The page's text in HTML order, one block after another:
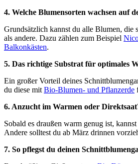
4. Welche Blumensorten wachsen auf
Grundsätzlich kannst du alle Blumen, die
als andere. Dazu zählen zum Beispiel
Balkonkästen.
5. Das richtige Substrat für optimales
Ein großer Vorteil deines
du diese mit Bio-Blumen- und Pflanzerde
6. Anzucht im Warmen oder
Sobald es draußen warm genug ist,
Andere solltest du ab März drinnen
7. So pflegst du deinen